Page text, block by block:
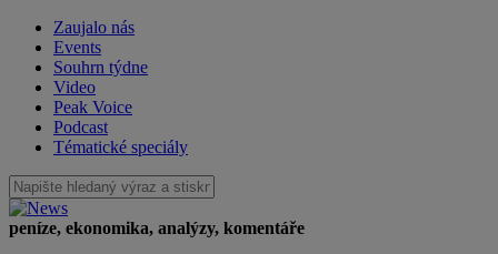
Zaujalo nás
Events
Souhrn týdne
Video
Peak Voice
Podcast
Tématické speciály
peníze, ekonomika, analýzy, komentáře